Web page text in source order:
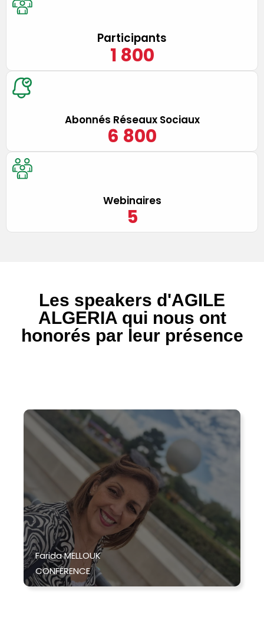
Participants
1 800
Abonnés Réseaux Sociaux
6 800
Webinaires
5
Les speakers d'AGILE
ALGERIA qui nous ont
honorés par leur présence
Fouad Guenane
REX